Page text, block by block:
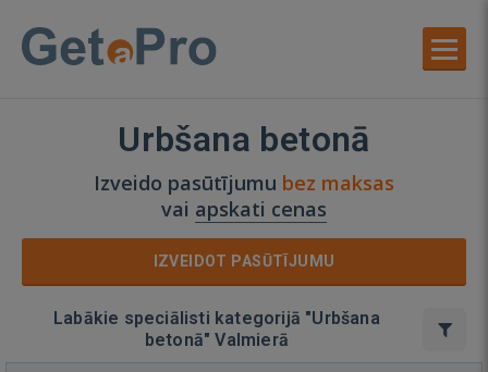
Urbšana betonā
Izveido pasūtījumu bez maksas
vai apskati cenas
IZVEIDOT PASŪTĪJUMU
Labākie speciālisti kategorijā "Urbšana
betonā" Valmierā